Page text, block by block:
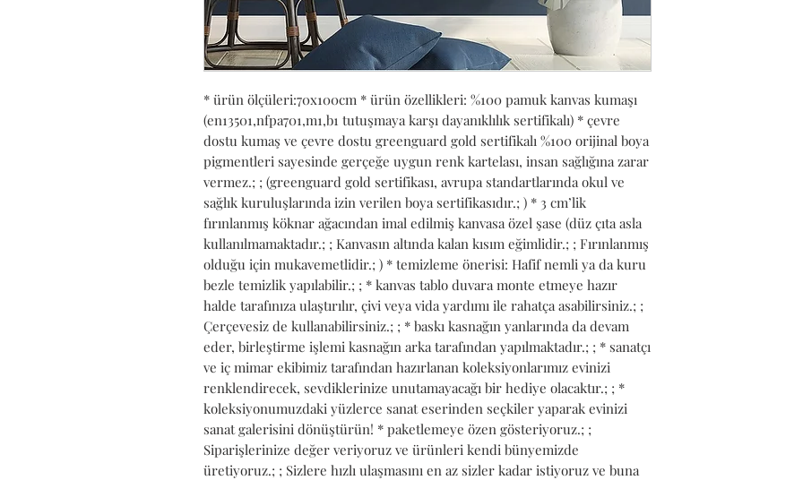
* ürün ölçüleri:70x100cm * ürün özellikleri: %100 pamuk kanvas kumaşı
(en13501,nfpa701,m1,b1 tutuşmaya karşı dayanıklılık sertifikalı) * çevre
dostu kumaş ve çevre dostu greenguard gold sertifikalı %100 orijinal boya
pigmentleri sayesinde gerçeğe uygun renk kartelası, insan sağlığına zarar
vermez.; ; (greenguard gold sertifikası, avrupa standartlarında okul ve
sağlık kuruluşlarında izin verilen boya sertifikasıdır.; ) * 3 cm’lik
fırınlanmış köknar ağacından imal edilmiş kanvasa özel şase (düz çıta asla
kullanılmamaktadır.; ; Kanvasın altında kalan kısım eğimlidir.; ; Fırınlanmış
olduğu için mukavemetlidir.; ) * temizleme önerisi: Hafif nemli ya da kuru
bezle temizlik yapılabilir.; ; * kanvas tablo duvara monte etmeye hazır
halde tarafınıza ulaştırılır, çivi veya vida yardımı ile rahatça asabilirsiniz.; ;
Çerçevesiz de kullanabilirsiniz.; ; * baskı kasnağın yanlarında da devam
eder, birleştirme işlemi kasnağın arka tarafından yapılmaktadır.; ; * sanatçı
ve iç mimar ekibimiz tarafından hazırlanan koleksiyonlarımız evinizi
renklendirecek, sevdiklerinize unutamayacağı bir hediye olacaktır.; ; *
koleksiyonumuzdaki yüzlerce sanat eserinden seçkiler yaparak evinizi
sanat galerisini dönüştürün! * paketlemeye özen gösteriyoruz.; ;
Siparişlerinize değer veriyoruz ve ürünleri kendi bünyemizde
üretiyoruz.; ; Sizlere hızlı ulaşmasını en az sizler kadar istiyoruz ve buna